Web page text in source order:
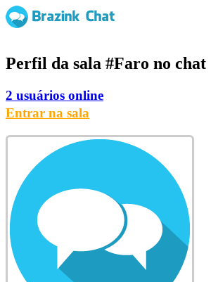
Perfil da sala #Faro no chat
2 usuários online
Entrar na sala